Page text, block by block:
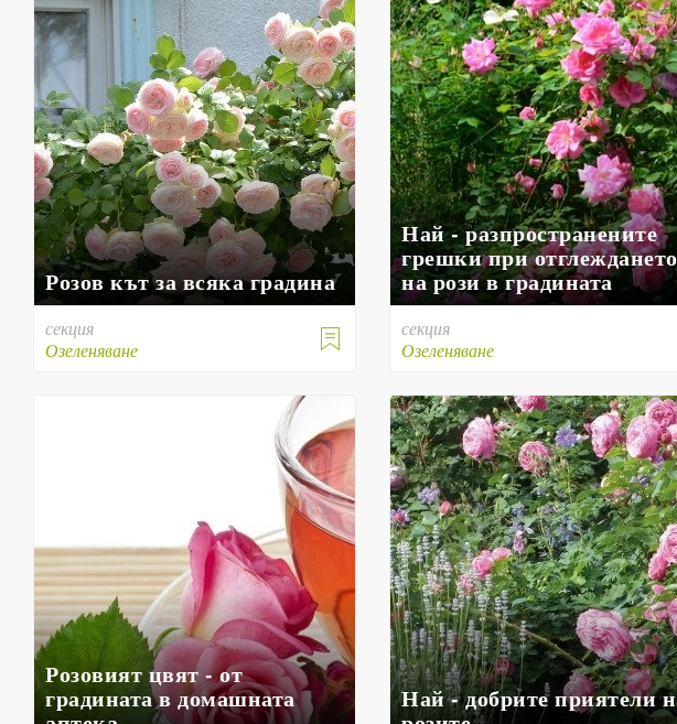
Розов кът за всяка градина

секция
Озеленяване
Най - разпространените
грешки при отглеждането
на рози в градината
секция
Озеленяване
Розовият цвят - от
градината в домашната Най - добрите приятели